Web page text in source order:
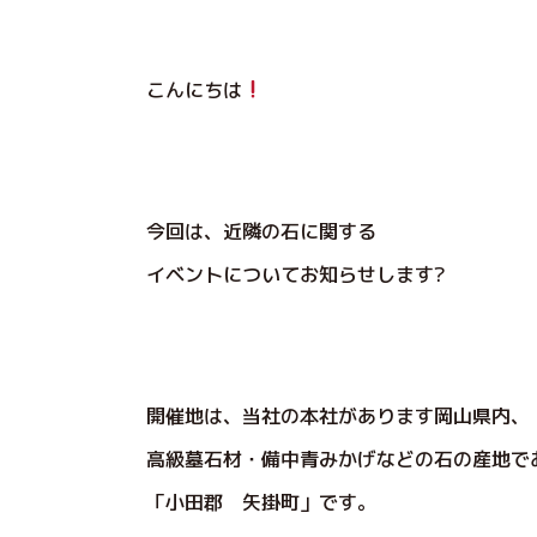
こんにちは
今回は、近隣の石に関する
イベントについてお知らせします?
開催地は、当社の本社があります岡山県内、
高級墓石材・備中青みかげなどの石の産地で
「小田郡 矢掛町」です。